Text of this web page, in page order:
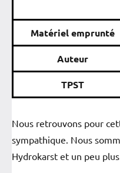
Matériel emprunté
Auteur
TPST
Nous retrouvons pour
sympathique. Nous
Hydrokarst et un peu